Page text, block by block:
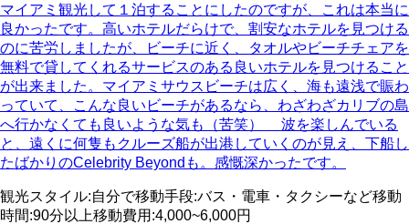
マイアミ観光して１泊することにしたのですが、これは本当に
良かったです。高いホテルだらけで、割安なホテルを見つける
のに苦労しましたが、ビーチに近く、タオルやビーチチェアを
無料で貸してくれるサービスのある良いホテルを見つけること
が出来ました。マイアミサウスビーチは広く、海も遠浅で賑わ
っていて、こんな良いビーチがあるなら、わざわざカリブの島
へ行かなくても良いような気も（苦笑） 波を楽しんでいる
と、遠くに何隻もクルーズ船が出港していくのが見え、下船し
たばかりのCelebrity Beyondも。感慨深かったです。
観光スタイル:自分で移動手段:バス・電車・タクシーなど移動
時間:90分以上移動費用 :4,000~6,000円